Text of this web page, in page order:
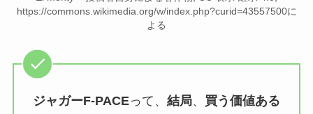
https://commons.wikimedia.org/w/index.php?curid=43557500に
よる
ジャガーF-PACEって、 結局、 買う価値ある